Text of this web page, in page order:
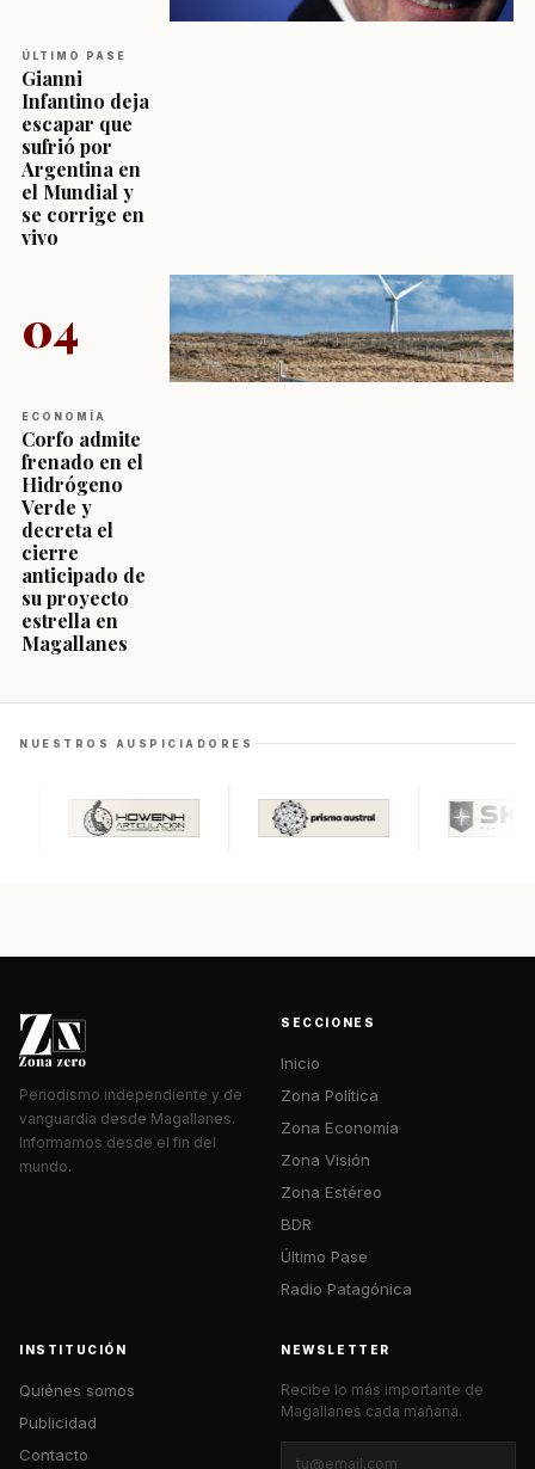
ÚLTIMO PASE
Gianni
Infantino deja
escapar que
sufrió por
Argentina en
el Mundial y
se corrige en
vivo
04
ECONOMÍA
Corfo admite
frenado en el
Hidrógeno
Verde y
decreta el
cierre
anticipado de
su proyecto
estrella en
Magallanes
NUESTROS AUSPICIADORES
Periodismo independiente y de
vanguardia desde Magallanes.
Informamos desde el fin del
mundo.
SECCIONES
Inicio
Zona Política
Zona Economía
Zona Visión
Zona Estéreo
BDR
Último Pase
Radio Patagónica
INSTITUCIÓN
Quiénes somos
Publicidad
Contacto
NEWSLETTER
Recibe lo más importante de
Magallanes cada mañana.